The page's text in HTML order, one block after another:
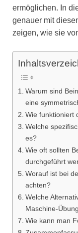
ermöglichen. In
genauer mit
zeigen, wie sie
Warum sind
eine
Wie funktioniert
Welche
es?
Wie oft sollten
durchgeführt
Worauf ist bei
achten?
Welche
Maschine-
Wie kann man